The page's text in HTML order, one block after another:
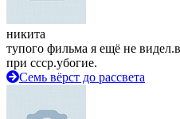
никита
тупого фильма я ещё не
при ссср.убогие.
Семь вёрст до рассвета